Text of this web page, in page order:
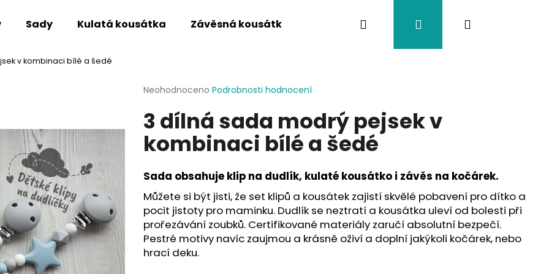
Sady Kulatá kousátka Závěsná kousátka Závěsy na kočárek Twistík kousátka
Hledat PřihlášeníNákupní
v kombinaci bílé a šedé
Průměrné
produktu
je
0,0
hvězdiček.
Neohodnoceno Podrobnosti hodnocení
3 dílná sada modrý pejsek v
kombinaci bílé a šedé
Sada obsahuje klip na dudlík, kulaté kousátko i závěs na kočárek.
Můžete si být jisti, že set klipů a kousátek zajistí skvělé pobavení pro dítko a
pocit jistoty pro maminku. Dudlík se neztratí a kousátka uleví od bolesti při
prořezávání zoubků. Certifikované materiály zaručí absolutní bezpečí.
Pestré motivy navíc zaujmou a krásně oživí a doplní jakýkoli kočárek, nebo
hrací deku.
Co potřebujete najít?
HLEDAT
Doporučujeme